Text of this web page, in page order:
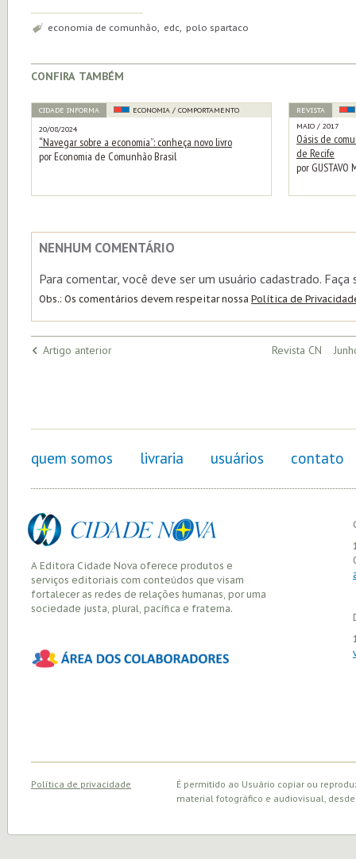
Tags:economia de comunhão, edc, polo spartaco
confira também
CIDADE INFORMA ECONOMIA / COMPORTAMENTO
20/08/2024
“Navegar sobre a economia”: conheça novo livro
por Economia de Comunhão Brasil
REVISTA
MAIO / 2017
Oásis de
de Recife
por GUSTAVO
NENHUM COMENTÁRIO
Para comentar, você deve ser um usuário cadastrado. Faça
Obs.: Os comentários devem respeitar nossa Política de
Artigo anterior Revista CN
quem somos livraria usuários contato
A Editora Cidade Nova oferece produtos e
serviços editoriais com conteúdos que visam
fortalecer as redes de relações humanas, por uma
sociedade justa, plural, pacífica e fraterna.
Política de privacidade
É permitido ao Usuário copiar ou
material fotográfico e audiovisual,